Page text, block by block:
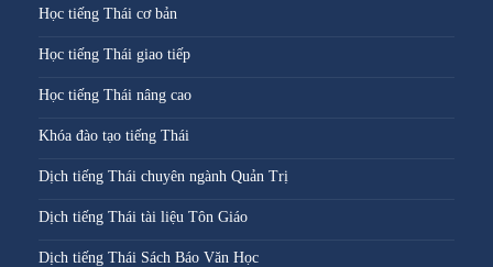
Học tiếng Thái cơ bản
Học tiếng Thái giao tiếp
Học tiếng Thái nâng cao
Khóa đào tạo tiếng Thái
Dịch tiếng Thái chuyên ngành Quản Trị
Dịch tiếng Thái tài liệu Tôn Giáo
Dịch tiếng Thái Sách Báo Văn Học